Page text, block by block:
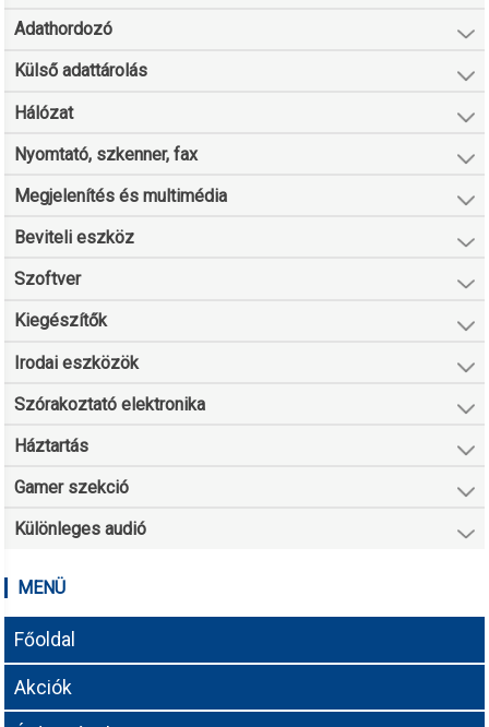
Adathordozó
Külső adattárolás
Hálózat
Nyomtató, szkenner, fax
Megjelenítés és multimédia
Beviteli eszköz
Szoftver
Kiegészítők
Irodai eszközök
Szórakoztató elektronika
Háztartás
Gamer szekció
Különleges audió
MENÜ
Főoldal
Akciók